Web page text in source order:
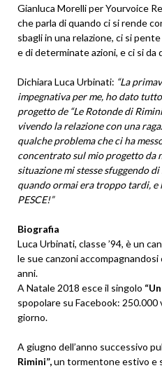
Gianluca Morelli per Yourvoice
che parla di quando ci si rende
sbagli in una relazione, ci si
e di determinate azioni, e ci si da
Dichiara Luca Urbinati: “La
impegnativa per me, ho dato
progetto de “Le Rotonde di
vivendo la relazione con una
qualche problema che ci ha
concentrato sul mio progetto da
situazione mi stesse sfuggendo
quando ormai era troppo tardi,
PESCE!”
Biografia
Luca Urbinati, classe ’94, è un
le sue canzoni
anni.
A Natale 2018 esce il singolo
spopolare su Facebook:
giorno.
A giugno dell’anno successivo
Rimini”,un tormentone estivo e